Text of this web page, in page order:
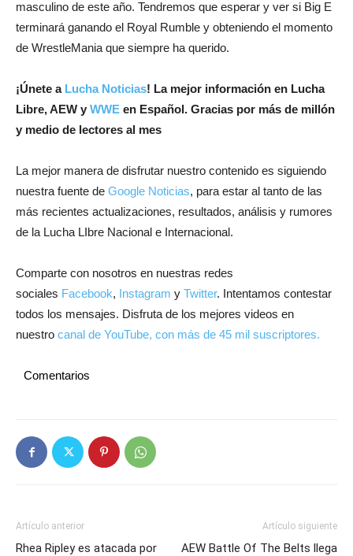
masculino de este año. Tendremos que esperar y ver si Big E
terminará ganando el Royal Rumble y obteniendo el momento
de WrestleMania que siempre ha querido.
¡Únete a Lucha Noticias! La mejor información en Lucha
Libre, AEW y WWE en Español. Gracias por más de millón
y medio de lectores al mes
La mejor manera de disfrutar nuestro contenido es siguiendo
nuestra fuente de Google Noticias, para estar al tanto de las
más recientes actualizaciones, resultados, análisis y rumores
de la Lucha LIbre Nacional e Internacional.
Comparte con nosotros en nuestras redes
sociales Facebook, Instagram y Twitter. Intentamos contestar
todos los mensajes. Disfruta de los mejores videos en
nuestro canal de YouTube, con más de 45 mil suscriptores.
Comentarios
Artículo anterior
Rhea Ripley es atacada por
Artículo siguiente
AEW Battle Of The Belts llega